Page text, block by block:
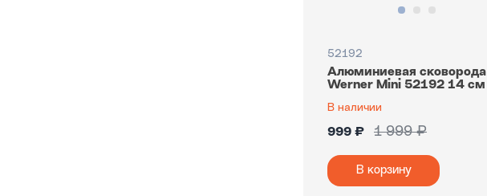
52192
Алюминиевая сковорода
Werner Mini 52192 14 см
В наличии
999 ₽ 1 999 ₽
В корзину